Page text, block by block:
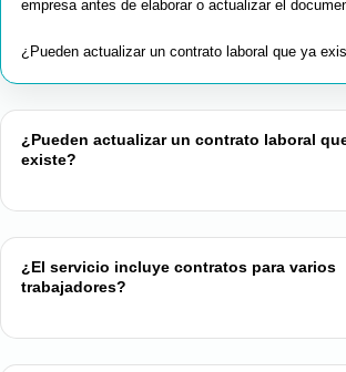
empresa antes de elaborar o actualizar el
¿Pueden actualizar un contrato laboral que ya
¿Pueden actualizar un contrato laboral
existe?
¿El servicio incluye contratos para varios
trabajadores?